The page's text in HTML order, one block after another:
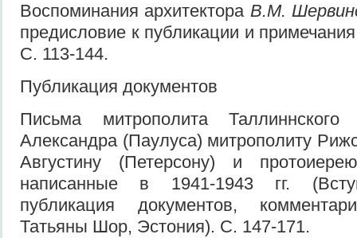
Воспоминания архитектора В.М.
предисловие к публикации и
С. 113-144.
Публикация документов
Письма митрополита
Александра (Паулуса) митрополиту
Августину (Петерсону) и
написанные в 1941-1943 гг.
публикация документов,
Татьяны Шор, Эстония). С. 147-171.